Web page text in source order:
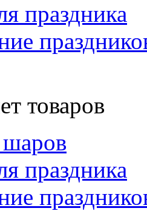
праздника
товаров
шаров
праздника